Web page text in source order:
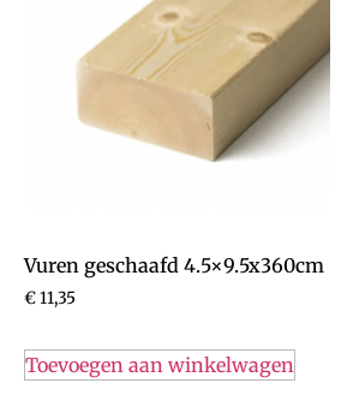
Vuren geschaafd 4.5×9.5x360cm
€11,35
Toevoegen aan winkelwagen